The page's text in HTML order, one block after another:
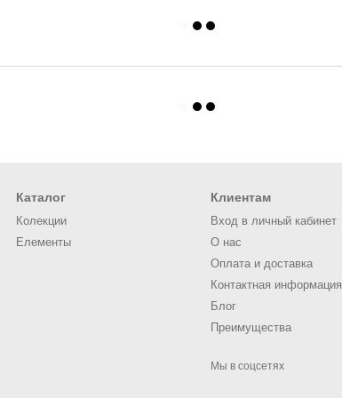
Каталог
Колекции
Елементы
Клиентам
Вход в личный кабинет
О нас
Оплата и доставка
Контактная информация
Блог
Преимущества
Мы в соцсетях